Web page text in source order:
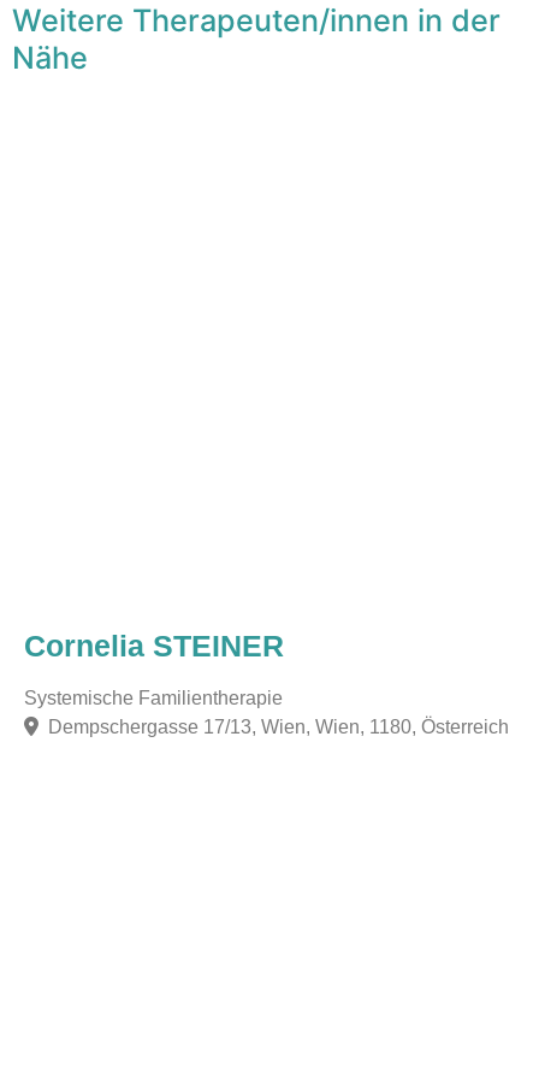
Weitere Therapeuten/innen in der
Nähe
Cornelia STEINER
Systemische Familientherapie
Dempschergasse 17/13, Wien, Wien, 1180, Österreich